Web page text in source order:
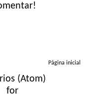
Página inicial
(Atom)